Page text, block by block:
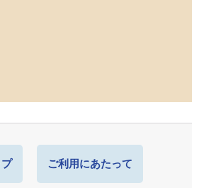
ご利用にあたって